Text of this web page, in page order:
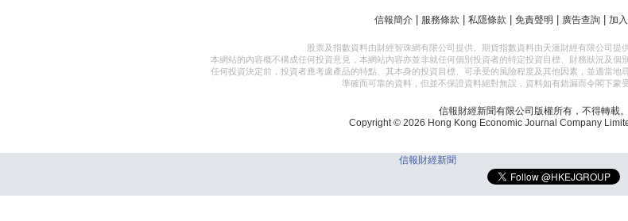
信報簡介 服務條款 私隱條款 免責聲明 廣告查詢 加
股票及指數資料由財經智珠網有限公司提供。期貨指數資料由天滙財經有限公司提
本網站的內容概不構成任何投資意見，本網站內容亦並非就任何個別投資者的特定投資目標、財務狀況及個
任何投資決定前，投資者應考慮產品的特點、其本身的投資目標、可承受的風險程度及其他因素，並適當
準確而可靠的資料，但並不保證資料絕對無誤，資料如有錯漏而令閣下蒙
信報財經新聞有限公司版權所有，不得轉載。
Copyright © 2026 Hong Kong Economic Journal Company
信報財經新聞